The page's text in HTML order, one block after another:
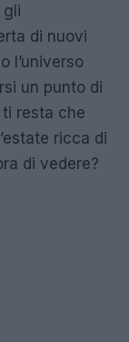
gli
di nuovi
l’universo
un punto di
resta che
ricca di
di vedere?